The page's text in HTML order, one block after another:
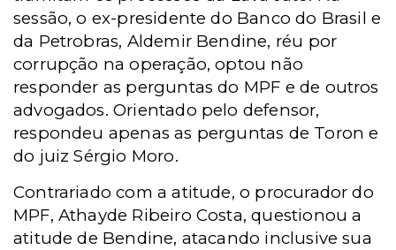
sessão, o ex-presidente do Banco do Brasil e
da Petrobras, Aldemir Bendine, réu por
corrupção na operação, optou não
responder as perguntas do MPF e de outros
advogados. Orientado pelo defensor,
respondeu apenas as perguntas de Toron e
do juiz Sérgio Moro.
Contrariado com a atitude,o procurador do
MPF, Athayde Ribeiro Costa, questionou a
atitude de Bendine, atacando inclusive sua